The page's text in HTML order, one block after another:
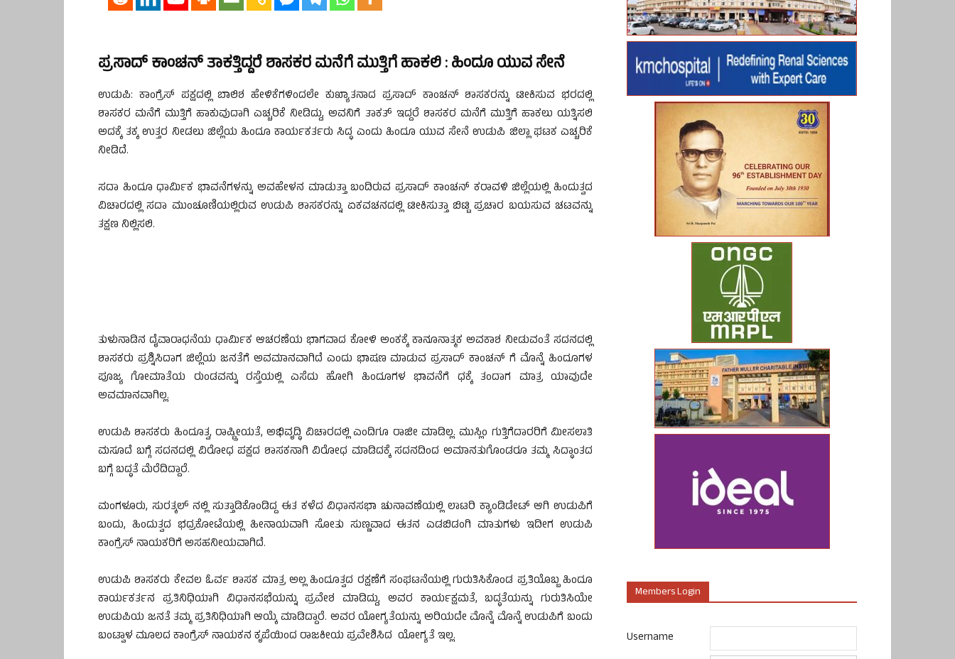
ಪ್ರಸಾದ್ ಕಾಂಚನ್ ತಾಕತ್ತಿದ್ದರೆ ಶಾಸಕರ ಮನೆಗೆ ಮುತ್ತಿಗೆ ಹಾಕಲಿ : ಹಿಂದೂ ಯುವ ಸೇನೆ
ಉಡುಪಿ: ಕಾಂಗ್ರೆಸ್ ಪಕ್ಷದಲ್ಲಿ ಬಾಲಿಶ ಹೇಳಿಕೆಗಳಿಂದಲೇ ಕುಖ್ಯಾತನಾದ ಪ್ರಸಾದ್ ಕಾಂಚನ್ ಶಾಸಕರನ್ನು ಟೀಕಿಸುವ ಭರದಲ್ಲಿ
ಶಾಸಕರ ಮನೆಗೆ ಮುತ್ತಿಗೆ ಹಾಕುವುದಾಗಿ ಎಚ್ಚರಿಕೆ ನೀಡಿದ್ದು, ಅವನಿಗೆ ತಾಕತ್ ಇದ್ದರೆ ಶಾಸಕರ ಮನೆಗೆ ಮುತ್ತಿಗೆ ಹಾಕಲು ಯತ್ನಿಸಲಿ
ಅದಕ್ಕೆ ತಕ್ಕ ಉತ್ತರ ನೀಡಲು ಜಿಲ್ಲೆಯ ಹಿಂದೂ ಕಾರ್ಯಕರ್ತರು ಸಿದ್ಧ ಎಂದು ಹಿಂದೂ ಯುವ ಸೇನೆ ಉಡುಪಿ ಜಿಲ್ಲಾ ಘಟಕ ಎಚ್ಚರಿಕೆ
ನೀಡಿದೆ.
ಸದಾ ಹಿಂದೂ ಧಾರ್ಮಿಕ ಭಾವನೆಗಳನ್ನು ಅವಹೇಳನ ಮಾಡುತ್ತಾ ಬಂದಿರುವ ಪ್ರಸಾದ್ ಕಾಂಚನ್ ಕರಾವಳಿ ಜಿಲ್ಲೆಯಲ್ಲಿ ಹಿಂದುತ್ವದ
ವಿಚಾರದಲ್ಲಿ ಸದಾ ಮುಂಚೂಣಿಯಲ್ಲಿರುವ ಉಡುಪಿ ಶಾಸಕರನ್ನು ಏಕವಚನದಲ್ಲಿ ಟೀಕಿಸುತ್ತಾ ಬಿಟ್ಟಿ ಪ್ರಚಾರ ಬಯಸುವ ಚಟವನ್ನು
ತಕ್ಷಣ ನಿಲ್ಲಿಸಲಿ.
ತುಳುನಾಡಿನ ದೈವಾರಾಧನೆಯ ಧಾರ್ಮಿಕ ಆಚರಣೆಯ ಭಾಗವಾದ ಕೋಳಿ ಅಂಕಕ್ಕೆ ಕಾನೂನಾತ್ಮಕ ಅವಕಾಶ ನೀಡುವಂತೆ ಸದನದಲ್ಲಿ
ಶಾಸಕರು ಪ್ರಶ್ನಿಸಿದಾಗ ಜಿಲ್ಲೆಯ ಜನತೆಗೆ ಅವಮಾನವಾಗಿದೆ ಎಂದು ಭಾಷಣ ಮಾಡುವ ಪ್ರಸಾದ್ ಕಾಂಚನ್ ಗೆ ಮೊನ್ನೆ ಹಿಂದೂಗಳ
ಪೂಜ್ಯ ಗೋಮಾತೆಯ ರುಂಡವನ್ನು ರಸ್ತೆಯಲ್ಲಿ ಎಸೆದು ಹೋಗಿ ಹಿಂದೂಗಳ ಭಾವನೆಗೆ ಧಕ್ಕೆ ತಂದಾಗ ಮಾತ್ರ ಯಾವುದೇ
ಅವಮಾನವಾಗಿಲ್ಲ.
ಉಡುಪಿ ಶಾಸಕರು ಹಿಂದೂತ್ವ, ರಾಷ್ಟ್ರೀಯತೆ, ಅಭಿವೃದ್ಧಿ ವಿಚಾರದಲ್ಲಿ ಎಂದಿಗೂ ರಾಜೀ ಮಾಡಿಲ್ಲ. ಮುಸ್ಲಿಂ ಗುತ್ತಿಗೆದಾರರಿಗೆ ಮೀಸಲಾತಿ
ಮಸೂದೆ ಬಗ್ಗೆ ಸದನದಲ್ಲಿ ವಿರೋಧ ಪಕ್ಷದ ಶಾಸಕನಾಗಿ ವಿರೋಧ ಮಾಡಿದಕ್ಕೆ ಸದನದಿಂದ ಅಮಾನತುಗೊಂಡರೂ ತಮ್ಮ ಸಿದ್ಧಾಂತದ
ಬಗ್ಗೆ ಬದ್ಧತೆ ಮೆರೆದಿದ್ದಾರೆ.
ಮಂಗಳೂರು, ಸುರತ್ಕಲ್ ನಲ್ಲಿ ಸುತ್ತಾಡಿಕೊಂಡಿದ್ದ ಈತ ಕಳೆದ ವಿಧಾನಸಭಾ ಚುನಾವಣೆಯಲ್ಲಿ ಲಾಟರಿ ಕ್ಯಾಂಡಿಡೇಟ್ ಆಗಿ ಉಡುಪಿಗೆ
ಬಂದು, ಹಿಂದುತ್ವದ ಭದ್ರಕೋಟೆಯಲ್ಲಿ ಹೀನಾಯವಾಗಿ ಸೋತು ಸುಣ್ಣವಾದ ಈತನ ಎಡಬಿಡಂಗಿ ಮಾತುಗಳು ಇದೀಗ ಉಡುಪಿ
ಕಾಂಗ್ರೆಸ್ ನಾಯಕರಿಗೆ ಅಸಹನೀಯವಾಗಿದೆ.
ಉಡುಪಿ ಶಾಸಕರು ಕೇವಲ ಓರ್ವ ಶಾಸಕ ಮಾತ್ರ ಅಲ್ಲ ಹಿಂದೂತ್ವದ ರಕ್ಷಣೆಗೆ ಸಂಘಟನೆಯಲ್ಲಿ ಗುರುತಿಸಿಕೊಂಡ ಪ್ರತಿಯೊಬ್ಬ ಹಿಂದೂ
ಕಾರ್ಯಕರ್ತನ ಪ್ರತಿನಿಧಿಯಾಗಿ ವಿಧಾನಸಭೆಯನ್ನು ಪ್ರವೇಶ ಮಾಡಿದ್ದು, ಅವರ ಕಾರ್ಯಕ್ಷಮತೆ, ಬದ್ಧತೆಯನ್ನು ಗುರುತಿಸಿಯೇ
ಉಡುಪಿಯ ಜನತೆ ತಮ್ಮ ಪ್ರತಿನಿಧಿಯಾಗಿ ಆಯ್ಕೆ ಮಾಡಿದ್ದಾರೆ. ಅವರ ಯೋಗ್ಯತೆಯನ್ನು ಅರಿಯದೇ ಮೊನ್ನೆ ಮೊನ್ನೆ ಉಡುಪಿಗೆ ಬಂದು
ಬಂಟ್ವಾಳ ಮೂಲದ ಕಾಂಗ್ರೆಸ್ ನಾಯಕನ ಕೃಪೆಯಿಂದ ರಾಜಕೀಯ ಪ್ರವೇಶಿಸಿದ ಯೋಗ್ಯತೆ ಇಲ್ಲ.
Members Login
Username